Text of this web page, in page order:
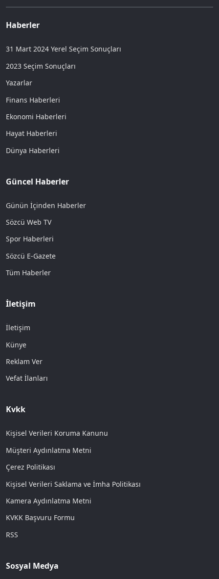
Haberler
31 Mart 2024 Yerel Seçim Sonuçları
2023 Seçim Sonuçları
Yazarlar
Finans Haberleri
Ekonomi Haberleri
Hayat Haberleri
Dünya Haberleri
Güncel Haberler
Günün İçinden Haberler
Sözcü Web TV
Spor Haberleri
Sözcü E-Gazete
Tüm Haberler
İletişim
İletişim
Künye
Reklam Ver
Vefat İlanları
Kvkk
Kişisel Verileri Koruma Kanunu
Müşteri Aydınlatma Metni
Çerez Politikası
Kişisel Verileri Saklama ve İmha Politikası
Kamera Aydınlatma Metni
KVKK Başvuru Formu
RSS
Sosyal Medya